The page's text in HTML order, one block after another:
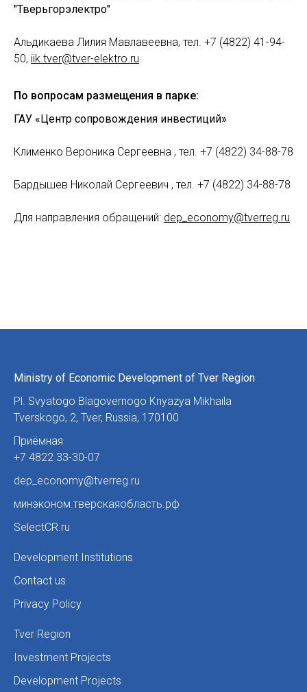
"Тверьгорэлектро"
Альдикаева Лилия Мавлавеевна, тел. +7 (4822) 41-94-
50, iik.tver@tver-elektro.ru
По вопросам размещения в парке:
ГАУ «Центр сопровождения инвестиций»
Клименко Вероника Сергеевна , тел. +7 (4822) 34-88-78
Бардышев Николай Сергеевич , тел. +7 (4822) 34-88-78
Для направления обращений: dep_economy@tverreg.ru
Ministry of Economic Development of Tver Region
Pl. Svyatogo Blagovernogo Knyazya Mikhaila
Tverskogo, 2, Tver, Russia, 170100
Приёмная
+7 4822 33-30-07
dep_economy@tverreg.ru
минэконом.тверскаяобласть.рф
SelectCR.ru
Development Institutions
Contact us
Privacy Policy
Tver Region
Investment Projects
Development Projects